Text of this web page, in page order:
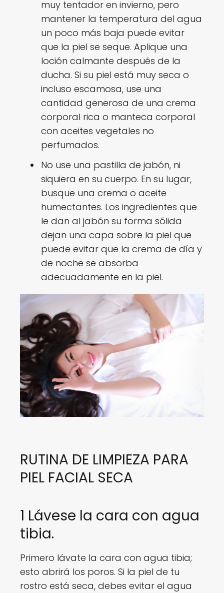
muy tentador en invierno, pero
mantener la temperatura del agua
un poco más baja puede evitar
que la piel se seque. Aplique una
loción calmante después de la
ducha. Si su piel está muy seca o
incluso escamosa, use una
cantidad generosa de una crema
corporal rica o manteca corporal
con aceites vegetales no
perfumados.
No use una pastilla de jabón, ni
siquiera en su cuerpo. En su lugar,
busque una crema o aceite
humectantes. Los ingredientes que
le dan al jabón su forma sólida
dejan una capa sobre la piel que
puede evitar que la crema de día y
de noche se absorba
adecuadamente en la piel.
RUTINA DE LIMPIEZA PARA
PIEL FACIAL SECA
1 Lávese la cara con agua
tibia.
Primero lávate la cara con agua tibia;
esto abrirá los poros. Si la piel de tu
rostro está seca, debes evitar el agua